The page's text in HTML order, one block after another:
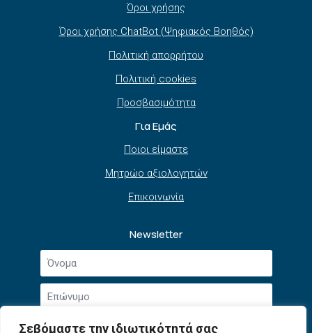
Σεβόμαστε την ιδιωτικότητά σας
Όροι χρήσης
Όροι χρήσης ChatBot (Ψηφιακός Βοηθός)
Πολιτική απορρήτου
Πολιτική cookies
Προσβασιμότητα
Για Εμάς
Ποιοι είμαστε
Μητρώο αξιολογητών
Επικοινωνία
Newsletter
Όνομα
Επώνυμο
Email